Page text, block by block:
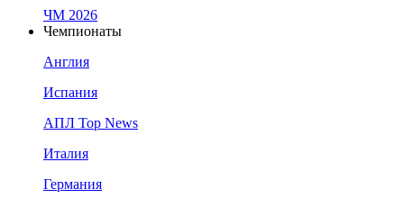
ЧМ 2026
Чемпионаты
Англия
Испания
АПЛ Top News
Италия
Германия